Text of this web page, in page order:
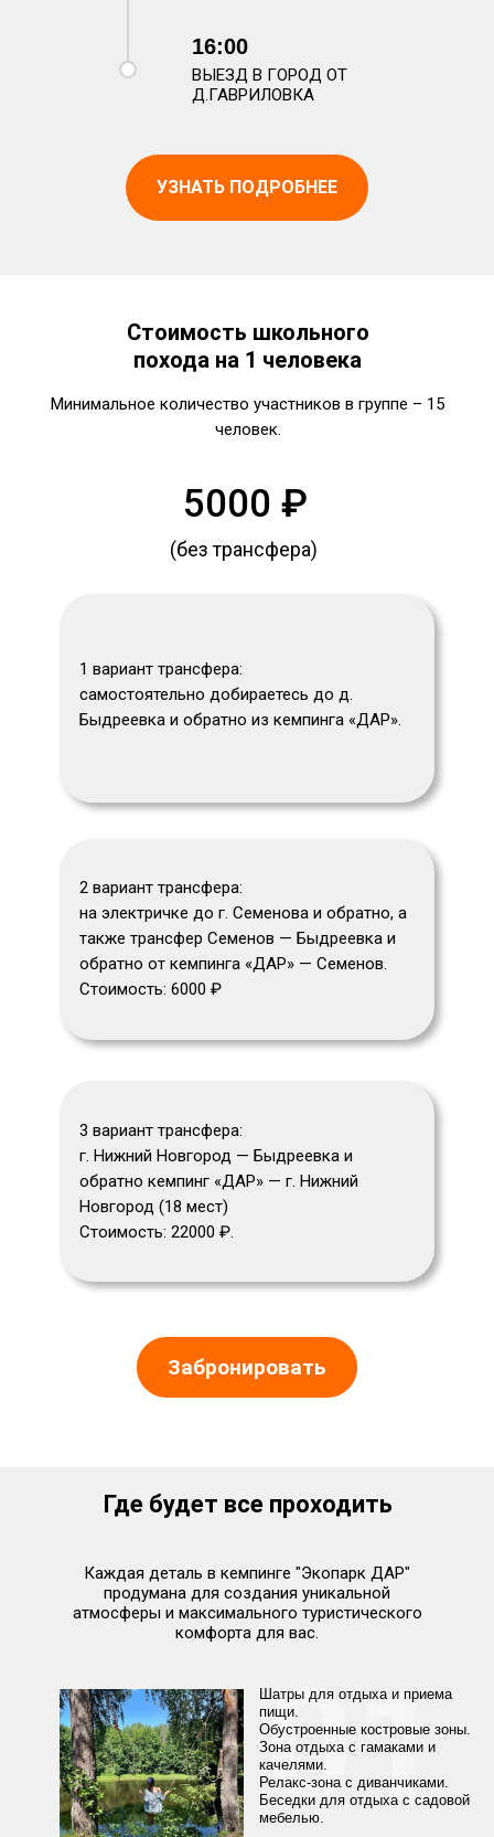
16:00
ВЫЕЗД В ГОРОД ОТ
Д.ГАВРИЛОВКА
УЗНАТЬ ПОДРОБНЕЕ
1 вариант трансфера:
самостоятельно добираетесь до д.
Быдреевка и обратно из кемпинга «ДАР».
Стоимость школьного
похода на 1 человека
5000 ₽
(без трансфера)
2 вариант трансфера:
на электричке до г. Семенова и обратно, а
также трансфер Семенов — Быдреевка и
обратно от кемпинга «ДАР» — Семенов.
Стоимость: 6000 ₽
3 вариант трансфера:
г. Нижний Новгород — Быдреевка и
обратно кемпинг «ДАР» — г. Нижний
Новгород (18 мест)
Стоимость: 22000 ₽.
Забронировать
Минимальное количество участников в группе – 15
человек.
01
Каждая деталь в кемпинге "Экопарк ДАР"
продумана для создания уникальной
атмосферы и максимального туристического
комфорта для вас.
Где будет все проходить
Шатры для отдыха и приема
пищи.
Обустроенные костровые зоны.
Зона отдыха с гамаками и
качелями.
Релакс-зона с диванчиками.
Беседки для отдыха с садовой
мебелью.